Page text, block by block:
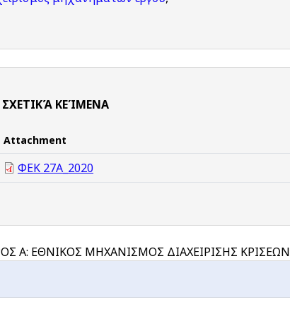
ΣΧΕΤΙΚΆ ΚΕΊΜΕΝΑ
Attachment
ΦΕΚ 27Α_2020
Α: ΕΘΝΙΚΟΣ ΜΗΧΑΝΙΣΜΟΣ ΔΙΑΧΕΙΡΙΣΗΣ